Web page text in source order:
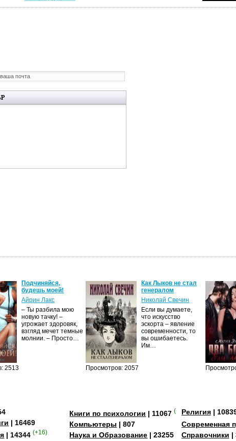
2513
Подчиняйся,
будешь моей!
Айрин Лакс
– Ты разбила мою
новую тачку! –
угрожает здоровяк,
взгляд мечет темные
молнии. – Просто…
Просмотров: 2057
Как Лыков не стал
генералом
Николай Свечин
Если вы думаете,
что искусство
эскорта – явление
современности, то
вы ошибаетесь.
Им…
| 16469
| 14344 (+16)
Книги по психологии | 11067 (+3)
Компьютеры | 807
Наука и Образование | 23255
Религия|
Современная
Справочники |